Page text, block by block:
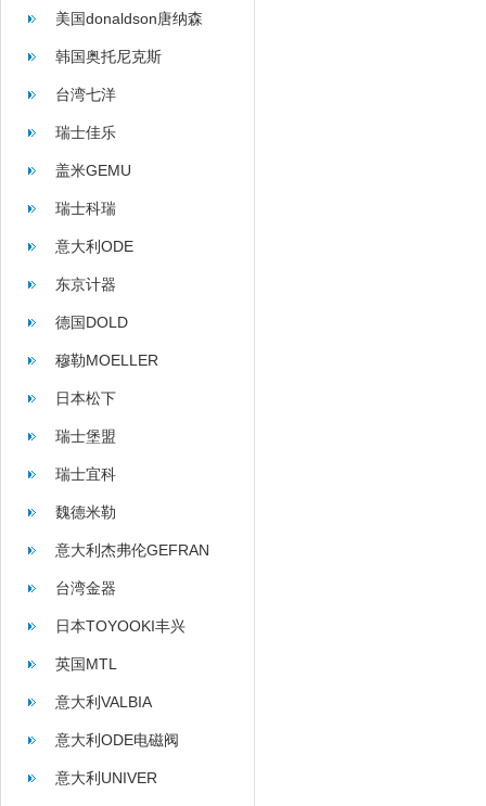
美国donaldson唐纳森
韩国奥托尼克斯
台湾七洋
瑞士佳乐
盖米GEMU
瑞士科瑞
意大利ODE
东京计器
德国DOLD
穆勒MOELLER
日本松下
瑞士堡盟
瑞士宜科
魏德米勒
意大利杰弗伦GEFRAN
台湾金器
日本TOYOOKI丰兴
英国MTL
意大利VALBIA
意大利ODE电磁阀
意大利UNIVER